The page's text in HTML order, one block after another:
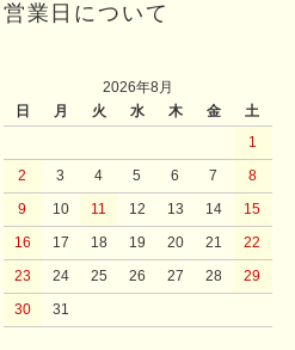
営業日について
2026年8月
日
月 火 水 木 金
土
1
2
3 4 5 6 7
8
9
10 11 12 13 14
15
16
17 18 19 20 21
22
23
24 25 26 27 28
29
30
31